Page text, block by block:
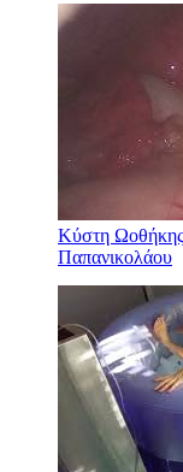
Κύστη
Παπανικολάου